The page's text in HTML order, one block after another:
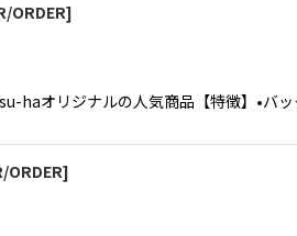
ORDER]
haオリジナルの人気商品【特徴】•バ
ORDER]